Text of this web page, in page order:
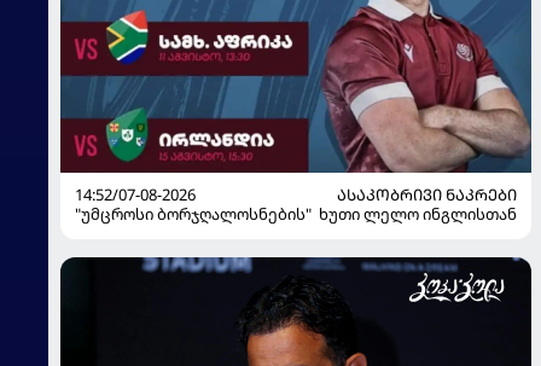
14:52/07-08-2026
ᲐᲡᲐᲙᲝᲑᲠᲘᲕᲘ ᲜᲐᲙᲠᲔᲑᲘ
"უმცროსი ბორჯღალოსნების" ხუთი ლელო ინგლისთან